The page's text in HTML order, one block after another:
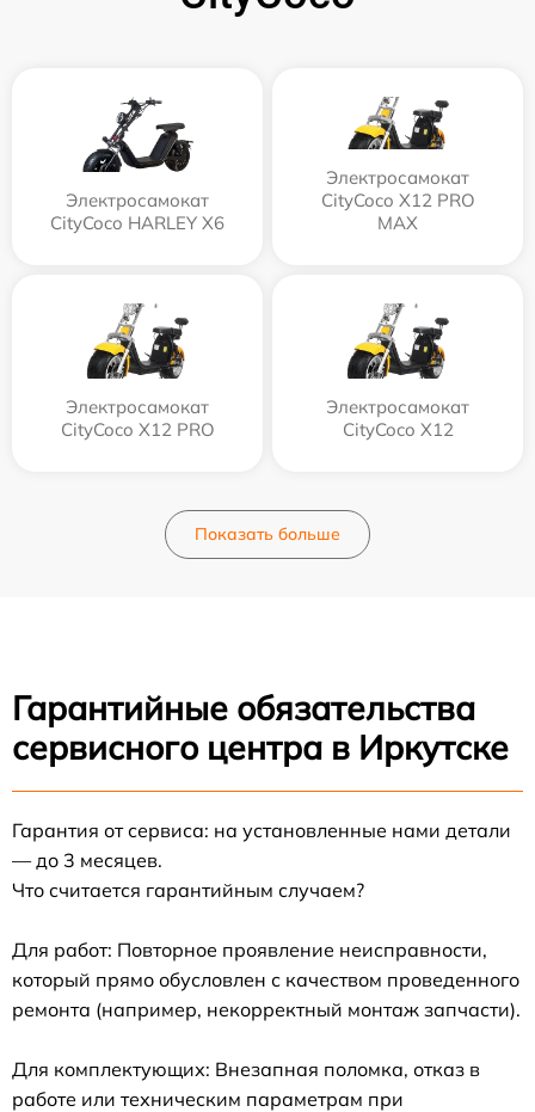
Электросамокат
CityCoco HARLEY X6
Электросамокат
CityCoco X12 PRO
MAX
Электросамокат
CityCoco X12 PRO
Электросамокат
CityCoco X12
Показать больше
Гарантийные обязательства
сервисного центра в Иркутске
Гарантия от сервиса: на установленные нами детали
— до 3 месяцев.
Что считается гарантийным случаем?
Для работ: Повторное проявление неисправности,
который прямо обусловлен с качеством проведенного
ремонта (например, некорректный монтаж запчасти).
Для комплектующих: Внезапная поломка, отказ в
работе или техническим параметрам при